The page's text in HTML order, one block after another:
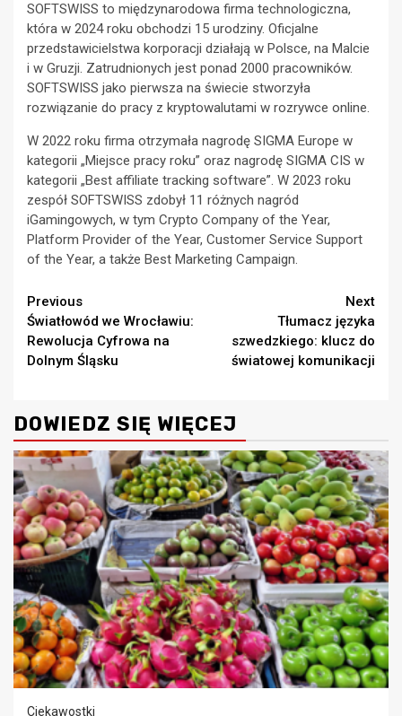
SOFTSWISS to międzynarodowa firma technologiczna,
która w 2024 roku obchodzi 15 urodziny. Oficjalne
przedstawicielstwa korporacji działają w Polsce, na Malcie
i w Gruzji. Zatrudnionych jest ponad 2000 pracowników.
SOFTSWISS jako pierwsza na świecie stworzyła
rozwiązanie do pracy z kryptowalutami w rozrywce online.
W 2022 roku firma otrzymała nagrodę SIGMA Europe w
kategorii „Miejsce pracy roku” oraz nagrodę SIGMA CIS w
kategorii „Best affiliate tracking software”. W 2023 roku
zespół SOFTSWISS zdobył 11 różnych nagród
iGamingowych, w tym Crypto Company of the Year,
Platform Provider of the Year, Customer Service Support
of the Year, a także Best Marketing Campaign.
Continue
Reading
Previous
Światłowód we Wrocławiu:
Rewolucja Cyfrowa na
Dolnym Śląsku
Next
Tłumacz języka
szwedzkiego: klucz do
światowej komunikacji
DOWIEDZ SIĘ WIĘCEJ
Ciekawostki